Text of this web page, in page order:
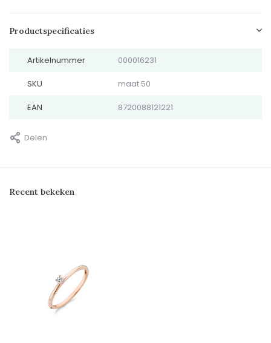
Productspecificaties
Artikelnummer 000016231
SKU maat 50
EAN 8720088121221
Delen
Recent bekeken